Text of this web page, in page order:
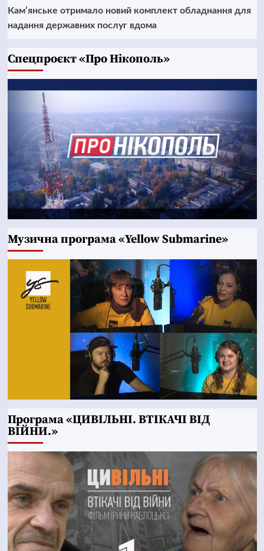
Кам’янське отримало новий комплект обладнання для
надання державних послуг вдома
Cпецпроєкт «Про Нікополь»
Музична програма «Yellow Submarine»
Програма «ЦИВІЛЬНІ. ВТІКАЧІ ВІД
ВІЙНИ.»